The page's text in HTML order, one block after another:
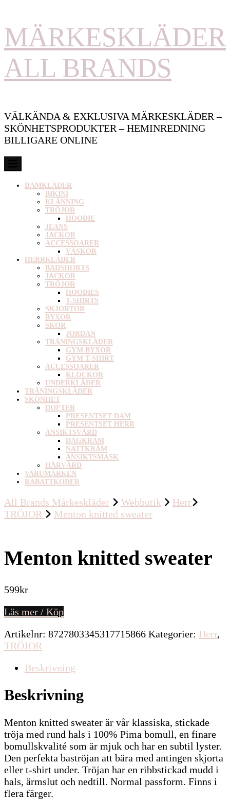
MÄRKESKLÄDER
ALL BRANDS
VÄLKÄNDA & EXKLUSIVA MÄRKESKLÄDER –
SKÖNHETSPRODUKTER – HEMINREDNING
BILLIGARE ONLINE
DAMKLÄDER
BIKINI
KLÄNNING
TRÖJOR
HOODIE
JEANS
JACKOR
ACCESSOARER
VÄSKOR
HERRKLÄDER
BADSHORTS
JACKOR
TRÖJOR
HOODIES
T-SHIRTS
SKJORTOR
BYXOR
SKOR
JORDAN
TRÄNINGSKLÄDER
GYM BYXOR
GYM T-SHIRT
ACCESSOARER
KLOCKOR
UNDERKLÄDER
TRÄNINGSKLÄDER
SKÖNHET
DOFTER
PRESENTSET DAM
PRESENTSET HERR
ANSIKTSVÅRD
DAGKRÄM
NATTKRÄM
ANSIKTSMASK
HÅRVÅRD
VARUMÄRKEN
RABATTKODER
All Brands Mårkeskläder Webbutik
Herr
TRÖJOR
Menton knitted sweater
Menton knitted sweater
599kr
Läs mer / Köp
Artikelnr: 8727803345317715866 Kategorier: Herr,
TRÖJOR
Beskrivning
Beskrivning
Menton knitted sweater är vår klassiska, stickade
tröja med rund hals i 100% Pima bomull, en finare
bomullskvalité som är mjuk och har en subtil lyster.
Den perfekta baströjan att bära med antingen skjorta
eller t-shirt under. Tröjan har en ribbstickad mudd i
hals, ärmslut och nedtill. Normal passform. Finns i
flera färger.